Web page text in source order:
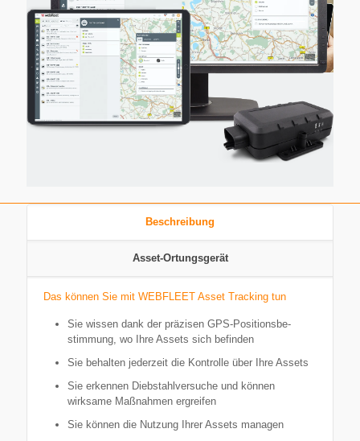
Beschreibung
Asset-Or­tungs­gerät
Das können Sie mit WEBFLEET Asset Tracking tun
Sie wissen dank der präzisen GPS-Po­si­ti­ons­be­
stimmung, wo Ihre Assets sich befinden
Sie behalten jederzeit die Kontrolle über Ihre Assets
Sie erkennen Diebstahl­ver­suche und können
wirksame Maßnahmen ergreifen
Sie können die Nutzung Ihrer Assets managen